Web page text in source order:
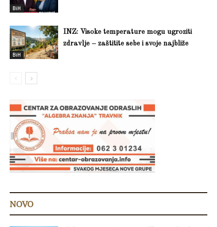
BiH
BiH
INZ: Visoke temperature mogu ugroziti
zdravlje – zaštitite sebe i svoje najbliže
NOVO